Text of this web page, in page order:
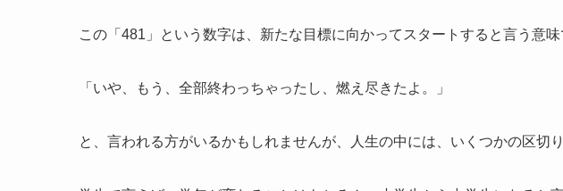
この「481」という数字は、新たな目標に向かってスタートすると言う意味
「いや、もう、全部終わっちゃったし、燃え尽きたよ。」
と、言われる方がいるかもしれませんが、人生の中には、いくつかの区切